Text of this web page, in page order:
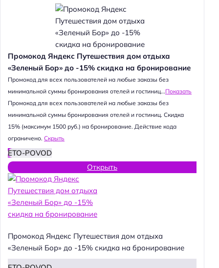
Промокод Яндекс Путешествия дом отдыха
«Зеленый Бор» до -15% скидка на бронирование
Промокод для всех пользователей на любые заказы без
минимальной суммы бронирования отелей и гостиниц...Показать
Промокод для всех пользователей на любые заказы без
минимальной суммы бронирования отелей и гостиниц. Скидка
15% (максимум 1500 руб.) на бронирование. Действие кода
ограничено. Скрыть
ETO-POVOD
Открыть
Промокод Яндекс Путешествия дом отдыха
«Зеленый Бор» до -15% скидка на бронирование